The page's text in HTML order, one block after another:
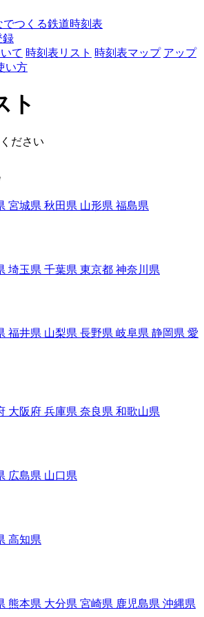
でつくる鉄道時刻表
録
て 時刻表リスト 時刻表マップ アップ
い方
ト
ださい
宮城県 秋田県 山形県 福島県
埼玉県 千葉県 東京都 神奈川県
福井県 山梨県 長野県 岐阜県 静岡県 愛
大阪府 兵庫県 奈良県 和歌山県
広島県 山口県
高知県
熊本県 大分県 宮崎県 鹿児島県 沖縄県